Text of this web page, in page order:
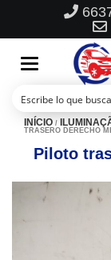
Toggle
navigation
INÍCIO /
TRASERO DERECHO
Piloto